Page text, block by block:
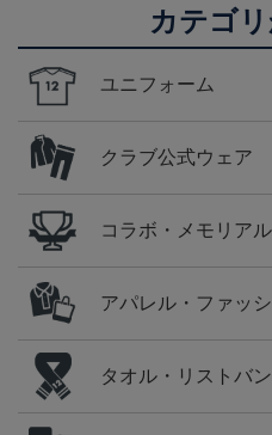
カテゴ
ユニフォーム
クラブ公式ウェア
コラボ・メモリア
アパレル・ファッ
タオル・リストバ